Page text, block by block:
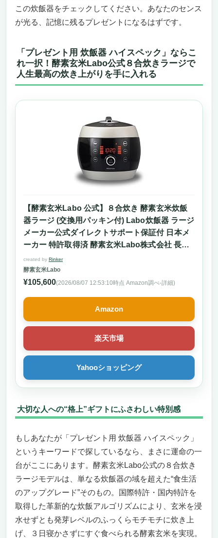
この炊飯器をチェックしてください。あなたのセンス
が光る、記憶に残るプレゼントになるはずです。
「プレゼント用 炊飯器 ハイスペック」ならこ
れ一択！酵素玄米Labo公式８合炊きラージで
人生最高の炊き上がりを手に入れる
【酵素玄米Labo 公式】８合炊き 酵素玄米炊飯
器ラージ (交換用パッキン付) Labo炊飯器 ラージ
メーカー公式ダイレクトサポート保証付 日本メ
ーカー 特許取得済 酵素玄米Labo株式会社 長岡
式 PFOA・PTFE不使用 非IH 発芽玄米 圧力調理
甘酒 発酵 低温調理 【2025年4月発売開始】
created by Rinker
酵素玄米Labo
¥105,600(2026/08/07 12:53:10時点 Amazon調べ-詳細)
Amazon
楽天市場
Yahooショッピング
大切な人への“格上”ギフトにふさわしい特別感
もしあなたが「プレゼント用 炊飯器 ハイスペック」
というキーワードで探しているなら、まさに運命の一
台がここにあります。酵素玄米Labo公式の８合炊き
ラージモデルは、単なる炊飯器の域を超えた“食生活
のアップグレード”そのもの。国際特許・国内特許を
取得した革新的な炊飯アルゴリズムにより、玄米を浸
水せずとも発芽レベルのふっくらモチモチに炊き上
げ、３日寝かさずにすぐ食べられる酵素玄米を実現。